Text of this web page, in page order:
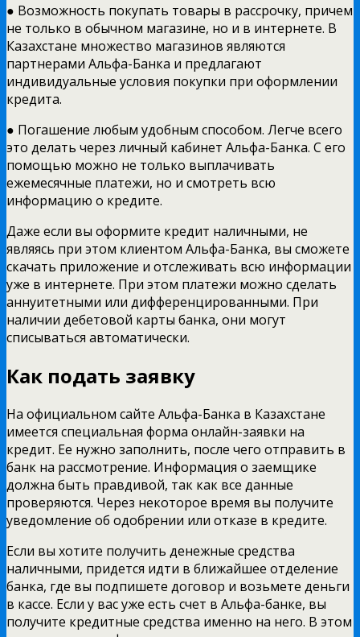
● Возможность покупать товары в рассрочку, причем
не только в обычном магазине, но и в интернете. В
Казахстане множество магазинов являются
партнерами Альфа-Банка и предлагают
индивидуальные условия покупки при оформлении
кредита.
● Погашение любым удобным способом. Легче всего
это делать через личный кабинет Альфа-Банка. С его
помощью можно не только выплачивать
ежемесячные платежи, но и смотреть всю
информацию о кредите.
Даже если вы оформите кредит наличными, не
являясь при этом клиентом Альфа-Банка, вы сможете
скачать приложение и отслеживать всю информации
уже в интернете. При этом платежи можно сделать
аннуитетными или дифференцированными. При
наличии дебетовой карты банка, они могут
списываться автоматически.
Как подать заявку
На официальном сайте Альфа-Банка в Казахстане
имеется специальная форма онлайн-заявки на
кредит. Ее нужно заполнить, после чего отправить в
банк на рассмотрение. Информация о заемщике
должна быть правдивой, так как все данные
проверяются. Через некоторое время вы получите
уведомление об одобрении или отказе в кредите.
Если вы хотите получить денежные средства
наличными, придется идти в ближайшее отделение
банка, где вы подпишете договор и возьмете деньги
в кассе. Если у вас уже есть счет в Альфа-банке, вы
получите кредитные средства именно на него. В этом